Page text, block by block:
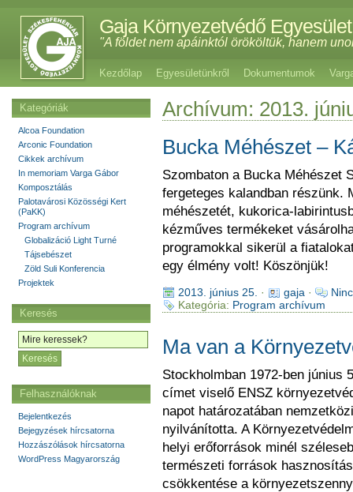
Gaja Környezetvédő Egyesület
"A földet nem apáinktól örököltük, hanem
Kezdőlap Egyesületünkről Dokumentumok
Archívum: 2013.
Bucka Méhészet –
Szombaton a Bucka Méhészet
fergeteges kalandban részünk.
méhészetét, kukorica-
kézműves termékeket
programokkal sikerül a
egy élmény volt! Köszönjük!
2013. június 25. · gaja ·
Kategória: Program archívum
Ma van a
Stockholmban 1972-ben június
címet viselő ENSZ
napot határozatában
nyilvánította. A
helyi erőforrások minél
természeti források
csökkentése a
Kategóriák
Alcoa Foundation
Arconic Foundation
Cikkek archívum
In memoriam Varga Gábor
Komposztálás
Palotavárosi Közösségi Kert
(PaKK)
Program archívum
Globalizáció Light Turné
Tájsebészet
Zöld Suli Konferencia
Projektek
Keresés
Felhasználóknak
Bejelentkezés
Bejegyzések hírcsatorna
Hozzászólások hírcsatorna
WordPress Magyarország